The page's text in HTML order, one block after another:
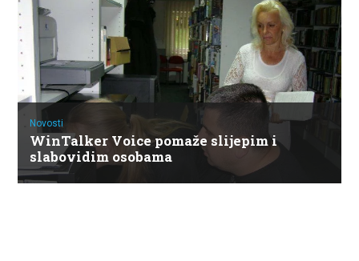
Novosti
WinTalker Voice pomaže slijepim i
slabovidim osobama